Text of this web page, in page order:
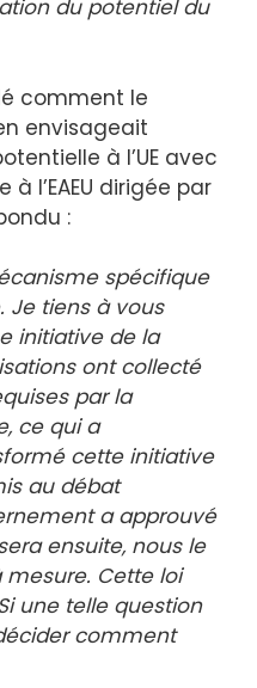
du potentiel du
comment le
envisageait
à l’UE avec
l’EAEU dirigée par
:
spécifique
Je tiens à vous
initiative de la
ont collecté
par la
ce qui a
cette initiative
au débat
a approuvé
ensuite, nous le
Cette loi
une telle question
comment